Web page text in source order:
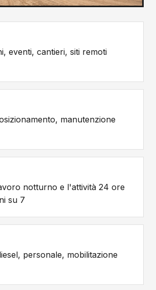
eventi, cantieri, siti remoti
manutenzione
notturno e l'attività 24 ore
su 7
personale, mobilitazione